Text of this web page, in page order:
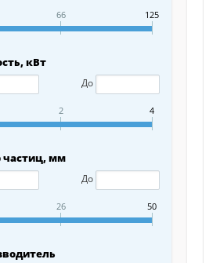
66 125
кВт
До
2 4
частиц, мм
До
26 50